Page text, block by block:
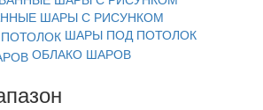
ШАРЫ С РИСУНКОМ
ШАРЫ ПОД ПОТОЛОК
ОБЛАКО ШАРОВ